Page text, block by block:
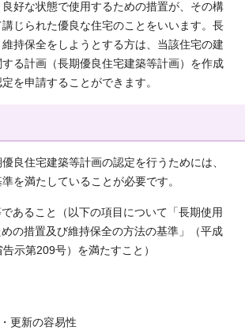
好な状態で使用するための措置が、その構
じられた優良な住宅のことをいいます。長
持保全をしようとする方は、当該住宅の建
る計画（長期優良住宅建築等計画）を作成
を申請することができます。
良住宅建築等計画の認定を行うためには、
を満たしていることが必要です。
あること（以下の項目について「長期使用
の措置及び維持保全の方法の基準」（平成
示第209号）を満たすこと）
更新の容易性